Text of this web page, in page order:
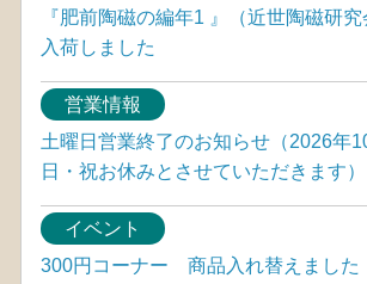
『肥前陶磁の編年1 』（近世陶磁研
入荷しました
営業情報
土曜日営業終了のお知らせ（2026年
日・祝お休みとさせていただきます）
イベント
300円コーナー 商品入れ替えました